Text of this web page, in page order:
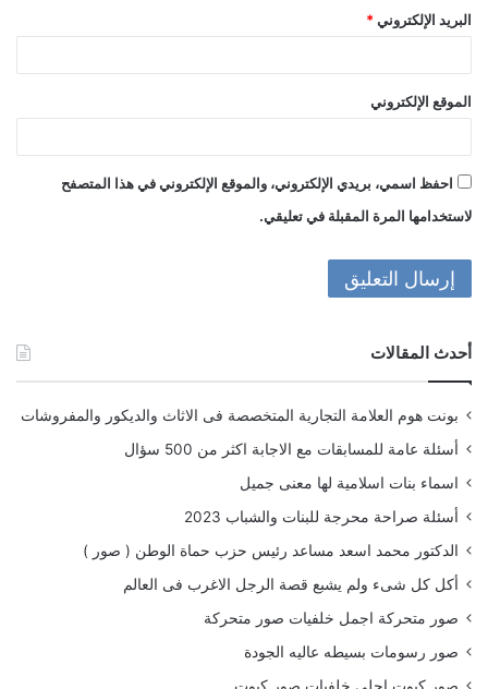
البريد الإلكتروني *
الموقع الإلكتروني
احفظ اسمي، بريدي الإلكتروني، والموقع الإلكتروني في هذا المتصفح
لاستخدامها المرة المقبلة في تعليقي.
أحدث المقالات
بونت هوم العلامة التجارية المتخصصة فى الاثاث والديكور والمفروشات
أسئلة عامة للمسابقات مع الاجابة اكثر من 500 سؤال
اسماء بنات اسلامية لها معنى جميل
أسئلة صراحة محرجة للبنات والشباب 2023
الدكتور محمد اسعد مساعد رئيس حزب حماة الوطن ( صور )
أكل كل شىء ولم يشبع قصة الرجل الاغرب فى العالم
صور متحركة اجمل خلفيات صور متحركة
صور رسومات بسيطه عاليه الجودة